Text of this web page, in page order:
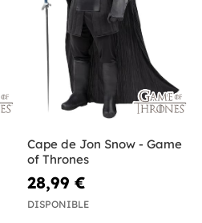
Cape de Jon Snow - Game
of Thrones
28,99 €
DISPONIBLE